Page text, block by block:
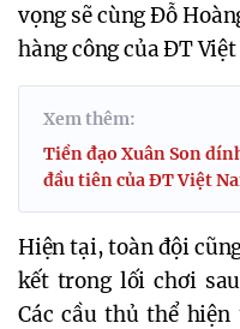
vọng sẽ cùng Đỗ
hàng công của ĐT
Xem thêm:
Tiền đạo Xuân Son
đầu tiên của ĐT Việt
Hiện tại, toàn đội
kết trong lối chơi
Các cầu thủ thể